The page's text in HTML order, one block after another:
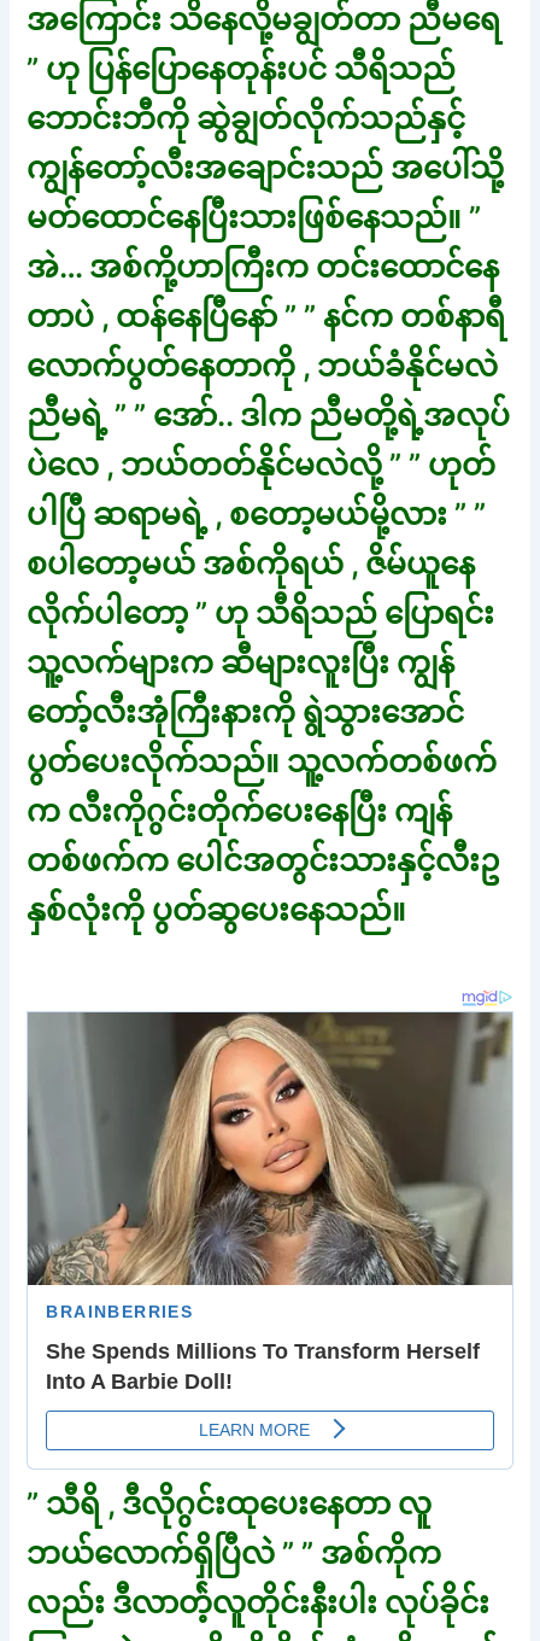
အကြောင်း သိနေလို့မချွတ်တာ ညီမရေ
” ဟု ပြန်ပြောနေတုန်းပင် သီရိသည်
ဘောင်းဘီကို ဆွဲချွတ်လိုက်သည်နှင့်
ကျွန်တော့်လီးအချောင်းသည် အပေါ်သို့
မတ်ထောင်နေပြီးသားဖြစ်နေသည်။ ”
အဲ… အစ်ကို့ဟာကြီးက တင်းထောင်နေ
တာပဲ , ထန်နေပြီနော် ” ” နင်က တစ်နာရီ
လောက်ပွတ်နေတာကို , ဘယ်ခံနိုင်မလဲ
ညီမရဲ့ ” ” အော်.. ဒါက ညီမတို့ရဲ့အလုပ်
ပဲလေ , ဘယ်တတ်နိုင်မလဲလို့ ” ” ဟုတ်
ပါပြီ ဆရာမရဲ့ , စတော့မယ်မို့လား ” ”
စပါတော့မယ် အစ်ကိုရယ် , ဇိမ်ယူနေ
လိုက်ပါတော့ ” ဟု သီရိသည် ပြောရင်း
သူ့လက်များက ဆီများလူးပြီး ကျွန်
တော့်လီးအုံကြီးနားကို ရွဲသွားအောင်
ပွတ်ပေးလိုက်သည်။ သူ့လက်တစ်ဖက်
က လီးကိုဂွင်းတိုက်ပေးနေပြီး ကျန်
တစ်ဖက်က ပေါင်အတွင်းသားနှင့်လီးဥ
နှစ်လုံးကို ပွတ်ဆွပေးနေသည်။
” သီရိ , ဒီလိုဂွင်းထုပေးနေတာ လူ
ဘယ်လောက်ရှိပြီလဲ ” ” အစ်ကိုက
လည်း ဒီလာတ်ဲ့လူတိုင်းနီးပါး လုပ်ခိုင်း